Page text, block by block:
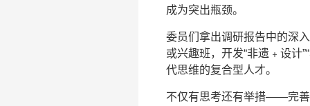
成为突出瓶颈。
委员们拿出调研报告中的深
或兴趣班，开发“非遗﹢设计
代思维的复合型人才。
不仅有思考还有举措——完善